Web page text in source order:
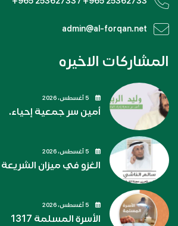
admin@al-forqan.net
المشاركات الاخيره
أمين سر جمعية إحياء.
الغزو في ميزان الشريعة
الأسرة المسلمة 1317